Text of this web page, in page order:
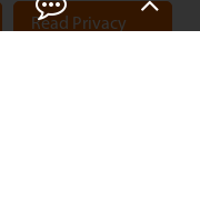
Read Privacy